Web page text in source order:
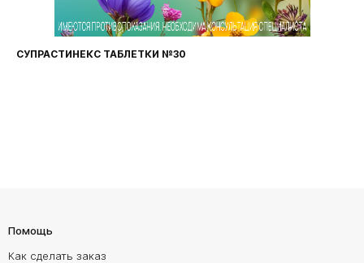
СУПРАСТИНЕКС ТАБЛЕТКИ №30
Помощь
Как сделать заказ